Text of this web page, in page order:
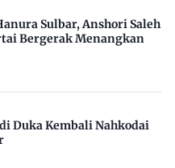
Sulbar, Anshori Saleh
Bergerak Menangkan
Duka Kembali Nahkodai